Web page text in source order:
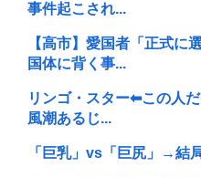
事件起こされ...
【高市】愛国者「正式に
国体に背く事...
リンゴ・スター⬅︎この人
風潮あるじ...
「巨乳」vs「巨尻」→結